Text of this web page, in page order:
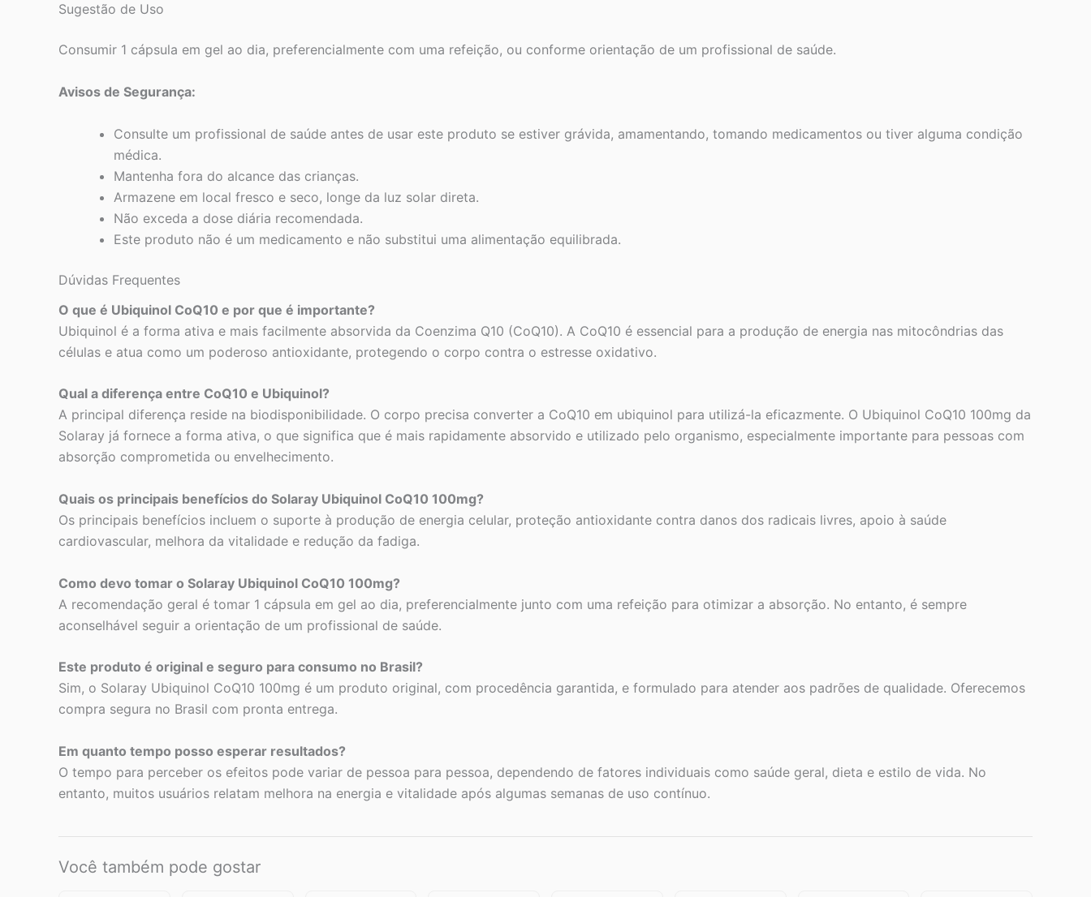
Sugestão de Uso
Consumir 1 cápsula em gel ao dia, preferencialmente com uma refeição, ou conforme orientação de um profissional de saúde.
Avisos de Segurança:
Consulte um profissional de saúde antes de usar este produto se estiver grávida, amamentando, tomando medicamentos ou tiver alguma condição
médica.
Mantenha fora do alcance das crianças.
Armazene em local fresco e seco, longe da luz solar direta.
Não exceda a dose diária recomendada.
Este produto não é um medicamento e não substitui uma alimentação equilibrada.
Dúvidas Frequentes
O que é Ubiquinol CoQ10 e por que é importante?
Ubiquinol é a forma ativa e mais facilmente absorvida da Coenzima Q10 (CoQ10). A CoQ10 é essencial para a produção de energia nas mitocôndrias das
células e atua como um poderoso antioxidante, protegendo o corpo contra o estresse oxidativo.
Qual a diferença entre CoQ10 e Ubiquinol?
A principal diferença reside na biodisponibilidade. O corpo precisa converter a CoQ10 em ubiquinol para utilizá-la eficazmente. O Ubiquinol CoQ10 100mg da
Solaray já fornece a forma ativa, o que significa que é mais rapidamente absorvido e utilizado pelo organismo, especialmente importante para pessoas com
absorção comprometida ou envelhecimento.
Quais os principais benefícios do Solaray Ubiquinol CoQ10 100mg?
Os principais benefícios incluem o suporte à produção de energia celular, proteção antioxidante contra danos dos radicais livres, apoio à saúde
cardiovascular, melhora da vitalidade e redução da fadiga.
Como devo tomar o Solaray Ubiquinol CoQ10 100mg?
A recomendação geral é tomar 1 cápsula em gel ao dia, preferencialmente junto com uma refeição para otimizar a absorção. No entanto, é sempre
aconselhável seguir a orientação de um profissional de saúde.
Este produto é original e seguro para consumo no Brasil?
Sim, o Solaray Ubiquinol CoQ10 100mg é um produto original, com procedência garantida, e formulado para atender aos padrões de qualidade. Oferecemos
compra segura no Brasil com pronta entrega.
Em quanto tempo posso esperar resultados?
O tempo para perceber os efeitos pode variar de pessoa para pessoa, dependendo de fatores individuais como saúde geral, dieta e estilo de vida. No
entanto, muitos usuários relatam melhora na energia e vitalidade após algumas semanas de uso contínuo.
Você também pode gostar